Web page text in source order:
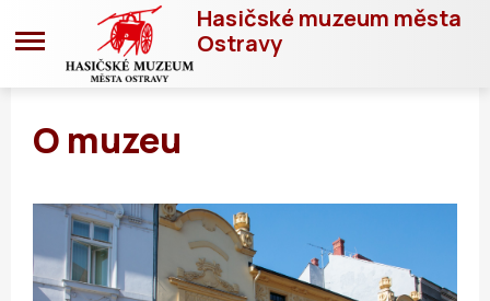
Hasičské muzeum města
Ostravy
O muzeu